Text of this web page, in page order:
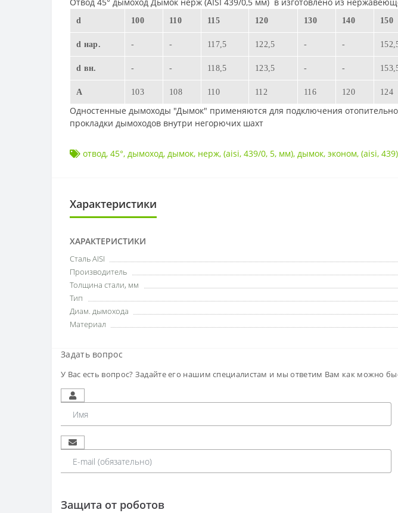
Отвод 45° дымоход Дымок нерж (AISI 439/0,5 мм) в изготовлено из
d 100 110 115 120 130 140 150
d нар. - - 117,5 122,5 - -
d вн. - - 118,5 123,5 - -
A 103 108 110 112 116 120 124
Одностенные дымоходы "Дымок" применяются для подключения
прокладки дымоходов внутри негорючих шахт
отвод, 45°, дымоход, дымок, нерж, (aisi, 439/0, 5, мм), дымок, эконом, (aisi, 439)
Характеристики
ХАРАКТЕРИСТИКИ
Сталь AISI
Производитель
Толщина стали, мм
Тип
Диам. дымохода
Материал
Задать вопрос
У Вас есть вопрос? Задайте его нашим специалистам и мы ответим Вам как можно
Защита от роботов